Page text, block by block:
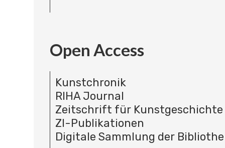
Open Access
Kunstchronik
RIHA Journal
Zeitschrift für Kunstgeschichte
ZI-Publikationen
Digitale Sammlung der